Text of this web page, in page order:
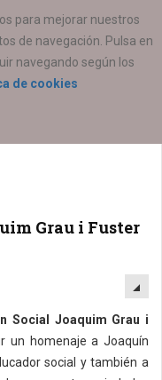
para mejorar nuestros
de navegación. Pulsa en
navegando según los
de cookies
Grau i Fuster
Social Joaquim Grau i
un homenaje a Joaquín
social y también a